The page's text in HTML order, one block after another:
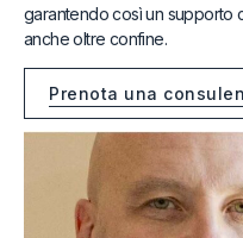
garantendo così un supporto
anche oltre confine.
Prenota una